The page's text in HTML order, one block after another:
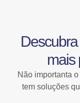
mais
Não importanta
tem soluções